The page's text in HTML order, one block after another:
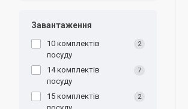
Завантаження
10 комплектів
посуду
2
14 комплектів
посуду
7
15 комплектів
2